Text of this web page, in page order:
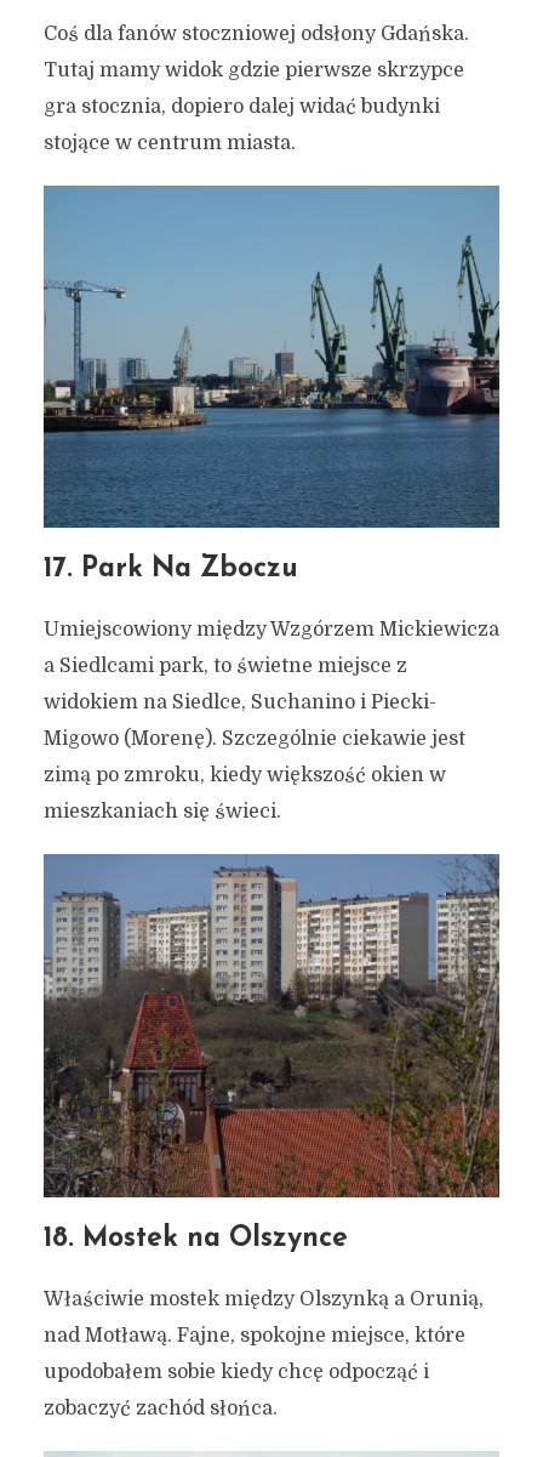
Coś dla fanów stoczniowej odsłony Gdańska.
Tutaj mamy widok gdzie pierwsze skrzypce
gra stocznia, dopiero dalej widać budynki
stojące w centrum miasta.
17. Park Na Zboczu
Umiejscowiony między Wzgórzem Mickiewicza
a Siedlcami park, to świetne miejsce z
widokiem na Siedlce, Suchanino i Piecki-
Migowo (Morenę). Szczególnie ciekawie jest
zimą po zmroku, kiedy większość okien w
mieszkaniach się świeci.
18. Mostek na Olszynce
Właściwie mostek między Olszynką a Orunią,
nad Motławą. Fajne, spokojne miejsce, które
upodobałem sobie kiedy chcę odpocząć i
zobaczyć zachód słońca.